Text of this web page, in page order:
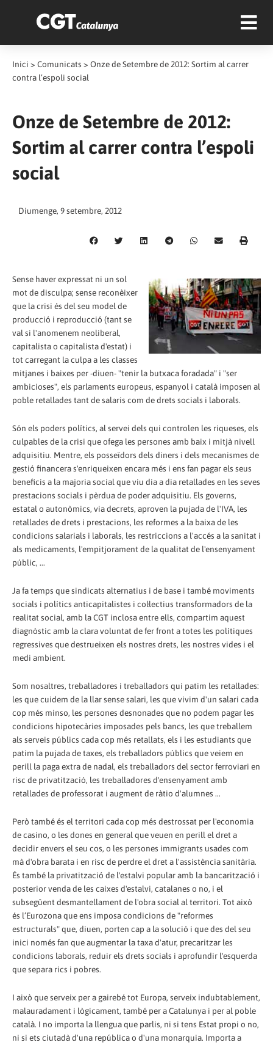
Inici > Comunicats > Onze de Setembre de 2012: Sortim al carrer
contra l’espoli social
Onze de Setembre de 2012:
Sortim al carrer contra l’espoli
social
Diumenge, 9 setembre, 2012
Sense haver expressat ni un sol
mot de disculpa; sense reconèixer
que la crisi és del seu model de
producció i reproducció (tant se
val si l'anomenem neoliberal,
capitalista o capitalista d'estat) i
tot carregant la culpa a les classes
mitjanes i baixes per -diuen- "tenir la butxaca foradada" i "ser
ambicioses", els parlaments europeus, espanyol i català imposen al
poble retallades tant de salaris com de drets socials i laborals.
Són els poders polítics, al servei dels qui controlen les riqueses, els
culpables de la crisi que ofega les persones amb baix i mitjà nivell
adquisitiu. Mentre, els posseïdors dels diners i dels mecanismes de
gestió financera s'enriqueixen encara més i ens fan pagar els seus
beneficis a la majoria social que viu dia a dia retallades en les seves
prestacions socials i pèrdua de poder adquisitiu. Els governs,
estatal o autonòmics, via decrets, aproven la pujada de l'IVA, les
retallades de drets i prestacions, les reformes a la baixa de les
condicions salarials i laborals, les restriccions a l'accés a la sanitat i
als medicaments, l'empitjorament de la qualitat de l'ensenyament
públic, ...
Ja fa temps que sindicats alternatius i de base i també moviments
socials i polítics anticapitalistes i col·lectius transformadors de la
realitat social, amb la CGT inclosa entre ells, compartim aquest
diagnòstic amb la clara voluntat de fer front a totes les polítiques
regressives que destrueixen els nostres drets, les nostres vides i el
medi ambient.
Som nosaltres, treballadores i treballadors qui patim les retallades:
les que cuidem de la llar sense salari, les que vivim d'un salari cada
cop més minso, les persones desnonades que no podem pagar les
condicions hipotecàries imposades pels bancs, les que treballem
als serveis públics cada cop més retallats, els i les estudiants que
patim la pujada de taxes, els treballadors públics que veiem en
perill la paga extra de nadal, els treballadors del sector ferroviari en
risc de privatització, les treballadores d'ensenyament amb
retallades de professorat i augment de ràtio d'alumnes ...
Però també és el territori cada cop més destrossat per l'economia
de casino, o les dones en general que veuen en perill el dret a
decidir envers el seu cos, o les persones immigrants usades com
mà d'obra barata i en risc de perdre el dret a l'assistència sanitària.
És també la privatització de l'estalvi popular amb la bancarització i
posterior venda de les caixes d'estalvi, catalanes o no, i el
subsegüent desmantellament de l'obra social al territori. Tot això
és l’Eurozona que ens imposa condicions de "reformes
estructurals" que, diuen, porten cap a la solució i que des del seu
inici només fan que augmentar la taxa d'atur, precaritzar les
condicions laborals, reduir els drets socials i aprofundir l'esquerda
que separa rics i pobres.
I això que serveix per a gairebé tot Europa, serveix indubtablement,
malauradament i lògicament, també per a Catalunya i per al poble
català. I no importa la llengua que parlis, ni si tens Estat propi o no,
ni si ets ciutadà d'una república o d'una monarquia. Importa a